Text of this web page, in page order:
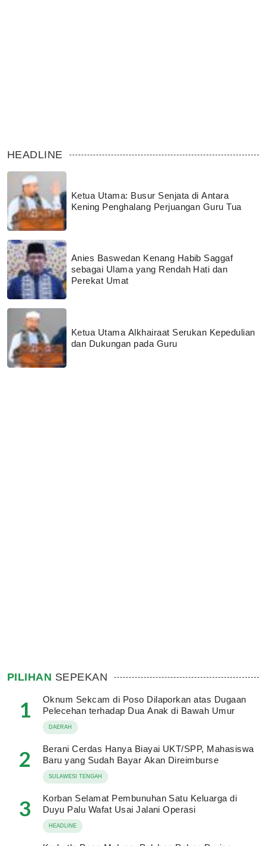
HEADLINE
Ketua Utama: Busur Senjata di Antara
Kening Penghalang Perjuangan Guru Tua
Anies Baswedan Kenang Habib Saggaf
sebagai Ulama yang Rendah Hati dan
Perekat Umat
Ketua Utama Alkhairaat Serukan Kepedulian
dan Dukungan pada Guru
PILIHAN SEPEKAN
1
Oknum Sekcam di Poso Dilaporkan atas Dugaan
Pelecehan terhadap Dua Anak di Bawah Umur
DAERAH
2
Berani Cerdas Hanya Biayai UKT/SPP, Mahasiswa
Baru yang Sudah Bayar Akan Direimburse
SULAWESI TENGAH
3
Korban Selamat Pembunuhan Satu Keluarga di
Duyu Palu Wafat Usai Jalani Operasi
HEADLINE